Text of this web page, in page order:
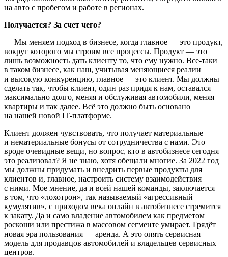
на авто с пробегом и работе в регионах.
Получается? За счет чего?
— Мы меняем подход в бизнесе, когда главное — это продукт,
вокруг которого мы строим все процессы. Продукт — это
лишь возможность дать клиенту то, что ему нужно. Все-таки
в таком бизнесе, как наш, учитывая меняющиеся реалии
и высокую конкуренцию, главное — это клиент. Мы должны
сделать так, чтобы клиент, один раз придя к нам, оставался
максимально долго, меняя и обслуживая автомобили, меняя
квартиры и так далее. Всё это должно быть основано
на нашей новой IТ-платформе.
Клиент должен чувствовать, что получает материальные
и нематериальные бонусы от сотрудничества с нами. Это
вроде очевидные вещи, но вопрос, кто в автобизнесе сегодня
это реализовал? Я не знаю, хотя обещали многие. За 2022 год
мы должны придумать и внедрить первые продукты для
клиентов и, главное, настроить систему взаимодействия
с ними. Мое мнение, да и всей нашей команды, заключается
в том, что «лохотрон», так называемый «агрессивный
кумулятив», с приходом века онлайн в автобизнесе стремится
к закату. Да и само владение автомобилем как предметом
роскоши или престижа в массовом сегменте умирает. Грядёт
новая эра пользования — аренда. А это опять сервисная
модель для продавцов автомобилей и владельцев сервисных
центров.